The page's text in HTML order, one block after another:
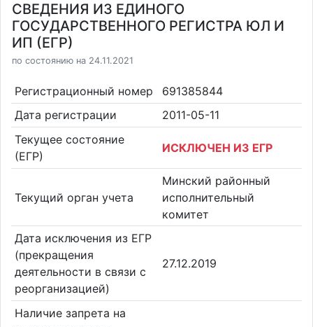
СВЕДЕНИЯ ИЗ ЕДИНОГО
ГОСУДАРСТВЕННОГО РЕГИСТРА ЮЛ И
ИП (ЕГР)
по состоянию на 24.11.2021
Регистрационный номер
691385844
Дата регистрации
2011-05-11
Текущее состояние
(ЕГР)
ИСКЛЮЧЕН ИЗ ЕГР
Текущий орган учета
Минский районный
исполнительный
комитет
Дата исключения из ЕГР
(прекращения
деятельности в связи с
реорганизацией)
27.12.2019
Наличие запрета на